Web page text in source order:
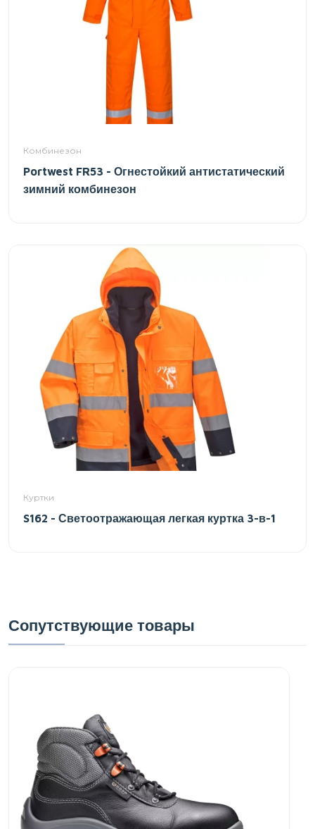
Комбинезон
Portwest FR53 - Огнестойкий антистатический
зимний комбинезон
Куртки
S162 - Светоотражающая легкая куртка 3-в-1
Сопутствующие товары